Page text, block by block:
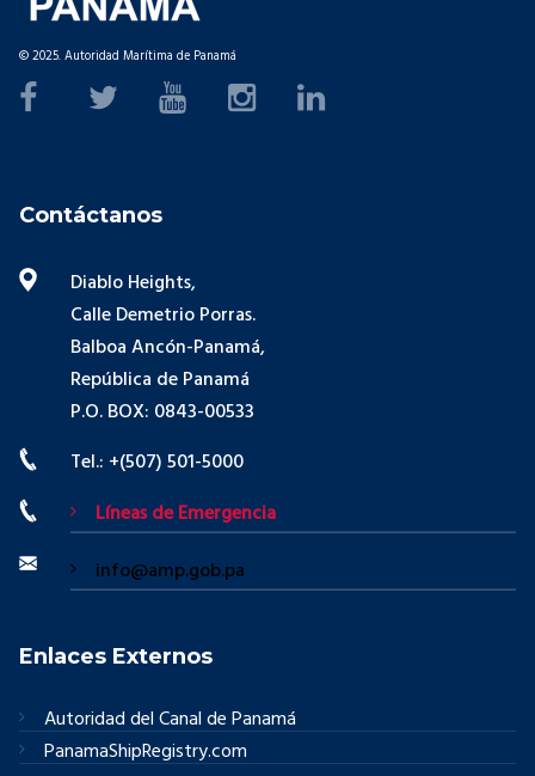
© 2025. Autoridad Marítima de Panamá
Contáctanos
Diablo Heights,
Calle Demetrio Porras.
Balboa Ancón-Panamá,
República de Panamá
P.O. BOX: 0843-00533
Tel.: +(507) 501-5000
Líneas de Emergencia
info@amp.gob.pa
Enlaces Externos
Autoridad del Canal de Panamá
PanamaShipRegistry.com